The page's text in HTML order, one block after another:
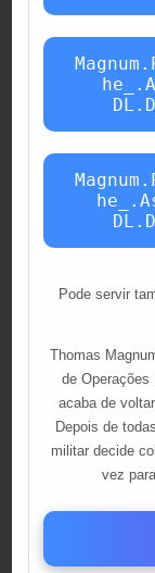
Pode servir
Thomas
de Operações
acaba de
Depois de
militar decide
vez